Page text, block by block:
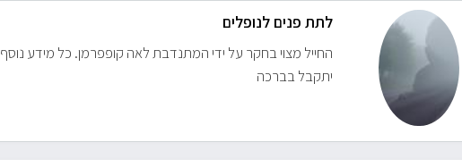
לתת פנים לנופלים
החייל מצוי בחקר על ידי המתנדבת לאה קופפרמן. כל מידע נוסף
יתקבל בברכה